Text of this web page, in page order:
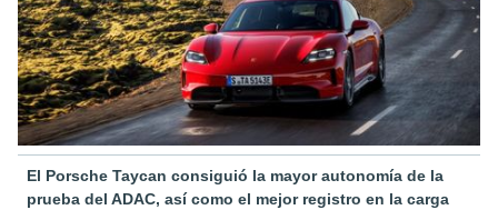
El Porsche Taycan consiguió la mayor autonomía de la
prueba del ADAC, así como el mejor registro en la carga